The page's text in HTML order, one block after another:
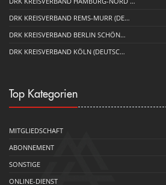
DRK KREISVERBAND REMS-MURR (DE…
DRK KREISVERBAND BERLIN SCHÖN…
DRK KREISVERBAND KÖLN (DEUTSC…
Top Kategorien
MITGLIEDSCHAFT
ABONNEMENT
SONSTIGE
ONLINE-DIENST